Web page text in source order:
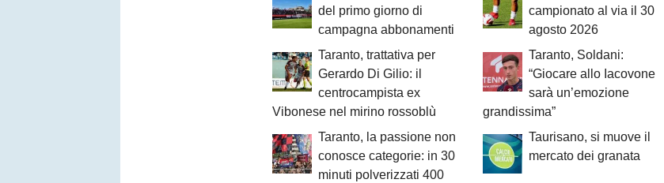
del primo giorno di
campagna abbonamenti
campionato al via il 30
agosto 2026
Taranto, trattativa per
Gerardo Di Gilio: il
centrocampista ex
Vibonese nel mirino rossoblù
Taranto, Soldani:
“Giocare allo Iacovone
sarà un’emozione
grandissima”
Taranto, la passione non
conosce categorie: in 30
minuti polverizzati 400
Taurisano, si muove il
mercato dei granata